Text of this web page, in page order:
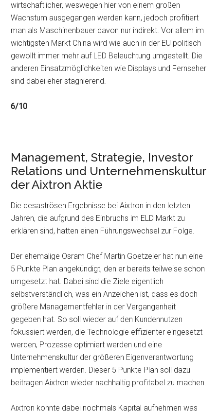
wirtschaftlicher, weswegen hier von einem großen
Wachstum ausgegangen werden kann, jedoch profitiert
man als Maschinenbauer davon nur indirekt. Vor allem im
wichtigsten Markt China wird wie auch in der EU politisch
gewollt immer mehr auf LED Beleuchtung umgestellt. Die
anderen Einsatzmöglichkeiten wie Displays und Fernseher
sind dabei eher stagnierend.
6/10
Management, Strategie, Investor
Relations und Unternehmenskultur
der Aixtron Aktie
Die desaströsen Ergebnisse bei Aixtron in den letzten
Jahren, die aufgrund des Einbruchs im ELD Markt zu
erklären sind, hatten einen Führungswechsel zur Folge.
Der ehemalige Osram Chef Martin Goetzeler hat nun eine
5 Punkte Plan angekündigt, den er bereits teilweise schon
umgesetzt hat. Dabei sind die Ziele eigentlich
selbstverständlich, was ein Anzeichen ist, dass es doch
größere Managementfehler in der Vergangenheit
gegeben hat. So soll wieder auf den Kundennutzen
fokussiert werden, die Technologie effizienter eingesetzt
werden, Prozesse optimiert werden und eine
Unternehmenskultur der größeren Eigenverantwortung
implementiert werden. Dieser 5 Punkte Plan soll dazu
beitragen Aixtron wieder nachhaltig profitabel zu machen.
Aixtron konnte dabei nochmals Kapital aufnehmen was